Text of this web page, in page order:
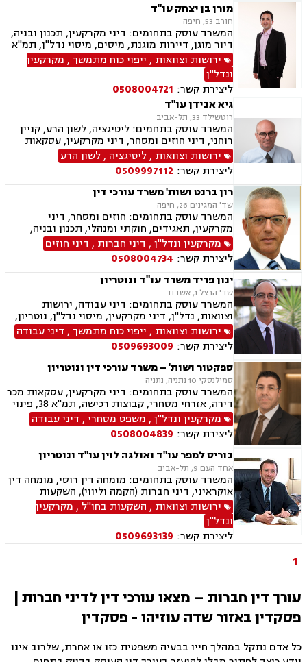
מורן בן יצחק עו"ד
חורב 53, חיפה
המשרד עוסק בתחומים: דיני מקרקעין, תכנון ובניה,
דיור מוגן, דיירות מוגנת, מיסים, מיסוי נדל"ן, תמ"א
38, פינוי בינוי, דיני חוזים ומסחר, גישור ובוררויות,
דיני נזיקין, נזקי גוף, נכי צה"ל, אבדן כושר עבודה ,
דיני ביטוח, רשלנות רפואית, ירושות וצוואות,
ליטיגציה, לשון הרע, דיני עבודה
ירושות וצוואות , ייפוי כוח מתמשך, מקרקעין
ונדל"ן
ליצירת קשר: 0508004721
גיא אבידן עו"ד
רוטשילד 33, תל-אביב
המשרד עוסק בתחמים: ליטיגציה, לשון הרע, קניין
רוחני, דיני חוזים ומסחר, דיני מקרקעין, עסקאות
מכר דירה, מיסוי עירוני, דיני עבודה, דיני פשיטת
רגל, דיני תקשורת ואינטרנט, זכיות יוצרים, ירושות
וצוואות.
ירושות וצוואות ,ליטיגציה ,לשון הרע
ליצירת קשר: 0509997112
רון ברנט ושות' משרד עורכי דין
שד' המגינים 26, חיפה
המשרד עוסק בתחומים: חוזים ומסחר, דיני
מקרקעין, תאגידים, חוקתי ומנהלי, תכנון ובניה,
תמ"א 38, מיסוי עירוני.מקרקעין ונדל"ן, דיני חברות , דיני חוזים
ליצירת קשר: 0508004734
ינון פריד משרד עו"ד ונוטריון
שד' הרצל 1, אשדוד
המשרד עוסק בתחומים: דיני עבודה, ירושות
וצוואות, נדל"ן, דיני מקרקעין, מיסוי נדל"ן, נוטריון,
עסקאות מכר דירה, דיני חברות, ליטיגציה, דיני
חוזים, ערבויות ושטרות , פינוי מושכר, אזרחי מסחרי
ירושות וצוואות , ייפוי כוח מתמשך, דיני עבודה
ליצירת קשר: 0509693009
ספקטור ושות' – משרד עורכי דין ונוטריון
סמילנסקי 10 נתניה, נתניה
המשרד עוסק בתחומים: דיני מקרקעין, עסקאות מכר
דירה, אזרחי מסחרי, קבוצות רכישה, תמ"א 38, פינוי
בינוי, פינוי מושכר, נדל"ן, מיסוי נדל"ן, ליטיגציה,
גישור ובוררויות, דיור מוגן, דיירות מוגנת , דיני
חוזים, דיני עבודה, דיני תאגידים, זכויות נשים
בהריון, ליווי עסקי
מקרקעין ונדל"ן, משפט מסחרי, דיני עבודה
ליצירת קשר: 0508004839
בוריס למפר עו"ד ואולגה לוין עו"ד ונוטריון
אחד העם 9, תל-אביב
המשרד עוסק בתחומים: מומחה דין רוסי, מומחה דין
אוקראיני, דיני חברות (הקמה וליווי), השקעות
מקרקעין בחו"ל, השקעות מקרקעין בישראל, תעופה
אווירית, תעופה קלה, דיני חוזים, דיני מקרקעין,
הגירה, משפט אזרחי
ירושות וצוואות , השקעות בחו"ל , מקרקעין
ונדל"ן
ליצירת קשר: 0509693139
1
עורך דין חברות – מצאו עורכי דין לדיני חברות |
פסקדין באזור שדה עוזיהו - פסקדין
כל אדם נתקל במהלך חייו בבעיה משפטית כזו או אחרת, שלרוב אינו